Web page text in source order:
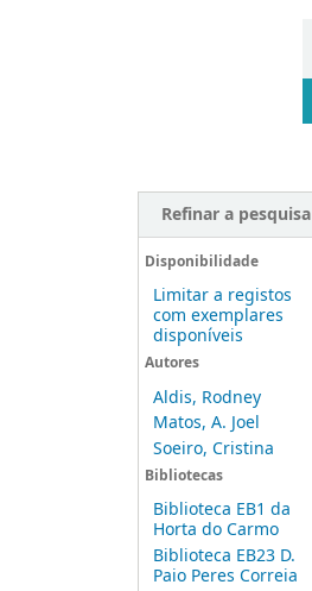
Refinar a pesquisa
Disponibilidade
Limitar a registos
com exemplares
disponíveis
Autores
Aldis, Rodney
Matos, A. Joel
Soeiro, Cristina
Bibliotecas
Biblioteca EB1 da
Horta do Carmo
Biblioteca EB23 D.
Paio Peres Correia